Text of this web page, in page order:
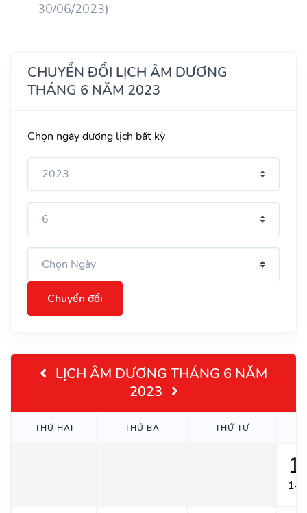
30/06/2023)
CHUYỂN ĐỔI LỊCH ÂM DƯƠNG
THÁNG 6 NĂM 2023
Chọn ngày dương lịch bất kỳ
Chuyển đổi
LỊCH ÂM DƯƠNG THÁNG 6 NĂM
2023
THỨ HAI THỨ BA THỨ TƯ
1